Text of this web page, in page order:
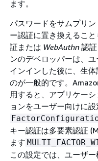
ます。
パスワードをサムプリ
ー認証に置き換えるこ
証または WebAuthn 認
ンのデベロッパーは、
インインした後に、生
のが一般的です。
用すると、アプリケー
ョンをユーザー向けに
キー認証は多要素認証
ます
この設定では、ユーザ